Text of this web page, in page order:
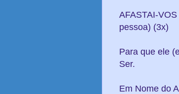
AFASTAI-
pessoa) (3x)
Para que ele
Ser.
Em Nome do